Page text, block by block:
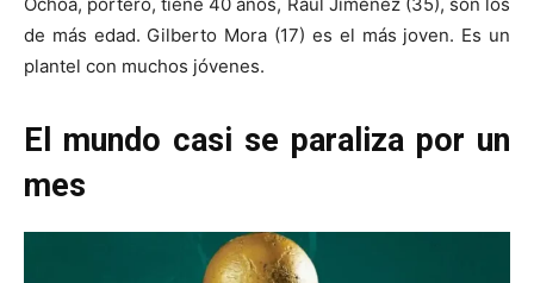
Ochoa, portero, tiene 40 años, Raúl Jiménez (35), son los
de más edad. Gilberto Mora (17) es el más joven. Es un
plantel con muchos jóvenes.
El mundo casi se paraliza por un
mes